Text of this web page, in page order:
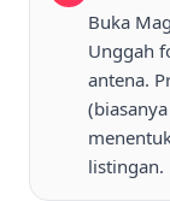
Buka
Unggah
antena.
listingan.